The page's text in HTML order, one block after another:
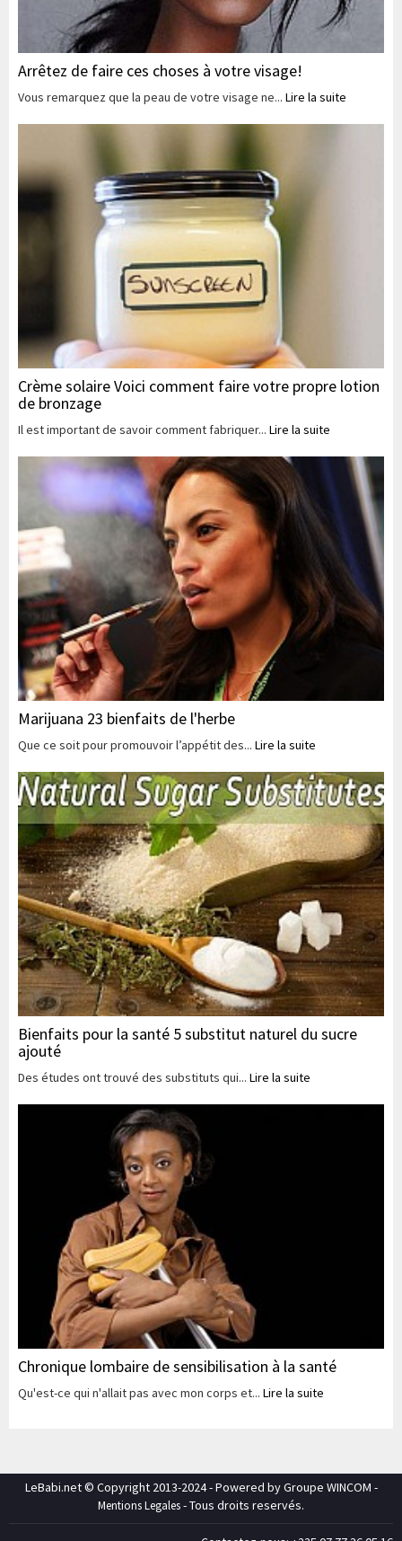
Arrêtez de faire ces choses à votre visage!
Vous remarquez que la peau de votre visage ne... Lire la suite
Crème solaire Voici comment faire votre propre lotion
de bronzage
Il est important de savoir comment fabriquer... Lire la suite
Marijuana 23 bienfaits de l'herbe
Que ce soit pour promouvoir l’appétit des... Lire la suite
Bienfaits pour la santé 5 substitut naturel du sucre
ajouté
Des études ont trouvé des substituts qui... Lire la suite
Chronique lombaire de sensibilisation à la santé
Qu'est-ce qui n'allait pas avec mon corps et... Lire la suite
LeBabi.net © Copyright 2013-2024 - Powered by Groupe WINCOM -
Mentions Legales- Tous droits reservés.